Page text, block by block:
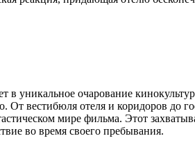
в уникальное очарование
От вестибюля отеля и коридоров до
мире фильма. Этот
во время своего пребывания.